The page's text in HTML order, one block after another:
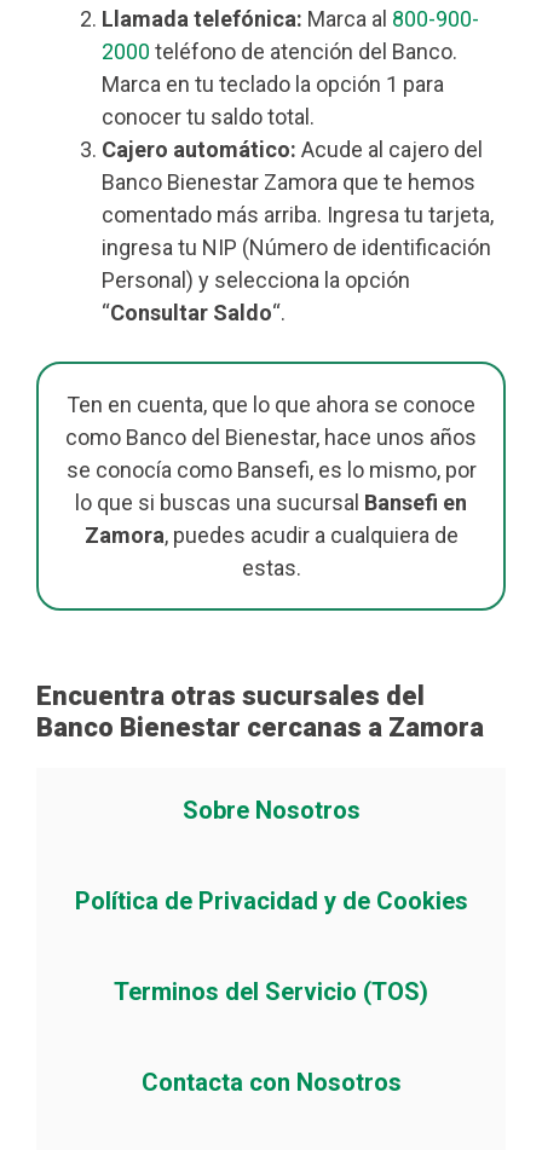
Llamada telefónica: Marca al 800-900-
2000 teléfono de atención del Banco.
Marca en tu teclado la opción 1 para
conocer tu saldo total.
Cajero automático: Acude al cajero del
Banco Bienestar Zamora que te hemos
comentado más arriba. Ingresa tu tarjeta,
ingresa tu NIP (Número de identificación
Personal) y selecciona la opción
“Consultar Saldo“.
Ten en cuenta, que lo que ahora se conoce
como Banco del Bienestar, hace unos años
se conocía como Bansefi, es lo mismo, por
lo que si buscas una sucursal Bansefi en
Zamora, puedes acudir a cualquiera de
estas.
Encuentra otras sucursales del
Banco Bienestar cercanas a Zamora
Sobre Nosotros
Política de Privacidad y de Cookies
Terminos del Servicio (TOS)
Contacta con Nosotros